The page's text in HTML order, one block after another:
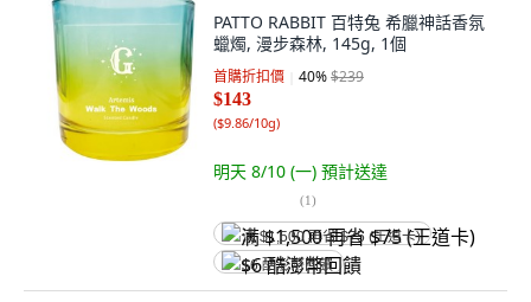
PATTO RABBIT 百特兔 希臘神話香氛
蠟燭, 漫步森林, 145g, 1個
首購折扣價 40%$239
$143
($9.86/10g)
明天 8/10 (一) 預計送達
(1)
满 $1,500 再省 $75 (王道卡)
$6 酷澎幣回饋